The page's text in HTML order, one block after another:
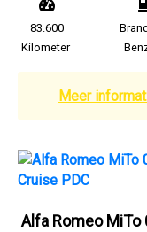
83.600
Kilometer
Meer
Alfa Romeo